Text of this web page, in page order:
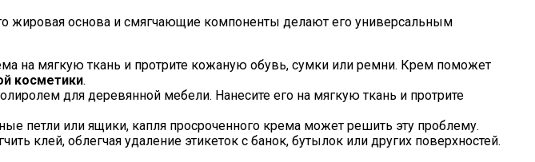
жировая основа и смягчающие компоненты делают его универсальным
на мягкую ткань и протрите кожаную обувь, сумки или ремни. Крем поможет
косметики.
для деревянной мебели. Нанесите его на мягкую ткань и протрите
петли или ящики, капля просроченного крема может решить эту проблему.
клей, облегчая удаление этикеток с банок, бутылок или других поверхностей.